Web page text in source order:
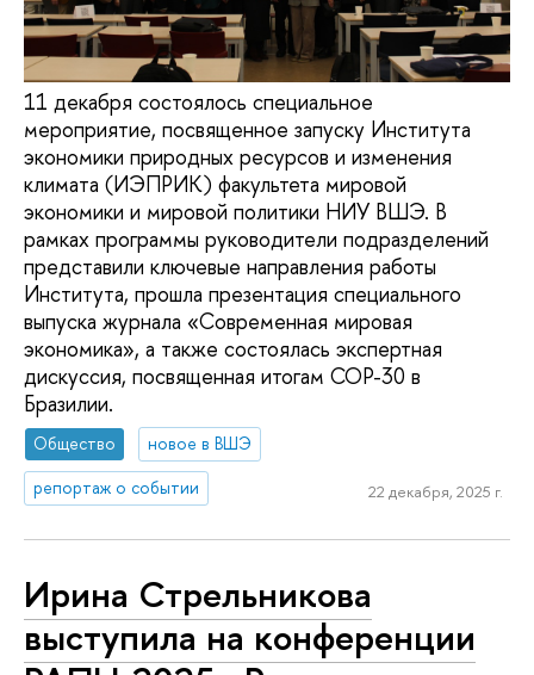
11 декабря состоялось специальное
мероприятие, посвященное запуску Института
экономики природных ресурсов и изменения
климата (ИЭПРИК) факультета мировой
экономики и мировой политики НИУ ВШЭ. В
рамках программы руководители подразделений
представили ключевые направления работы
Института, прошла презентация специального
выпуска журнала «Современная мировая
экономика», а также состоялась экспертная
дискуссия, посвященная итогам COP-30 в
Бразилии.
Общество
новое в ВШЭ
репортаж о событии
22 декабря, 2025 г.
Ирина Стрельникова
выступила на конференции